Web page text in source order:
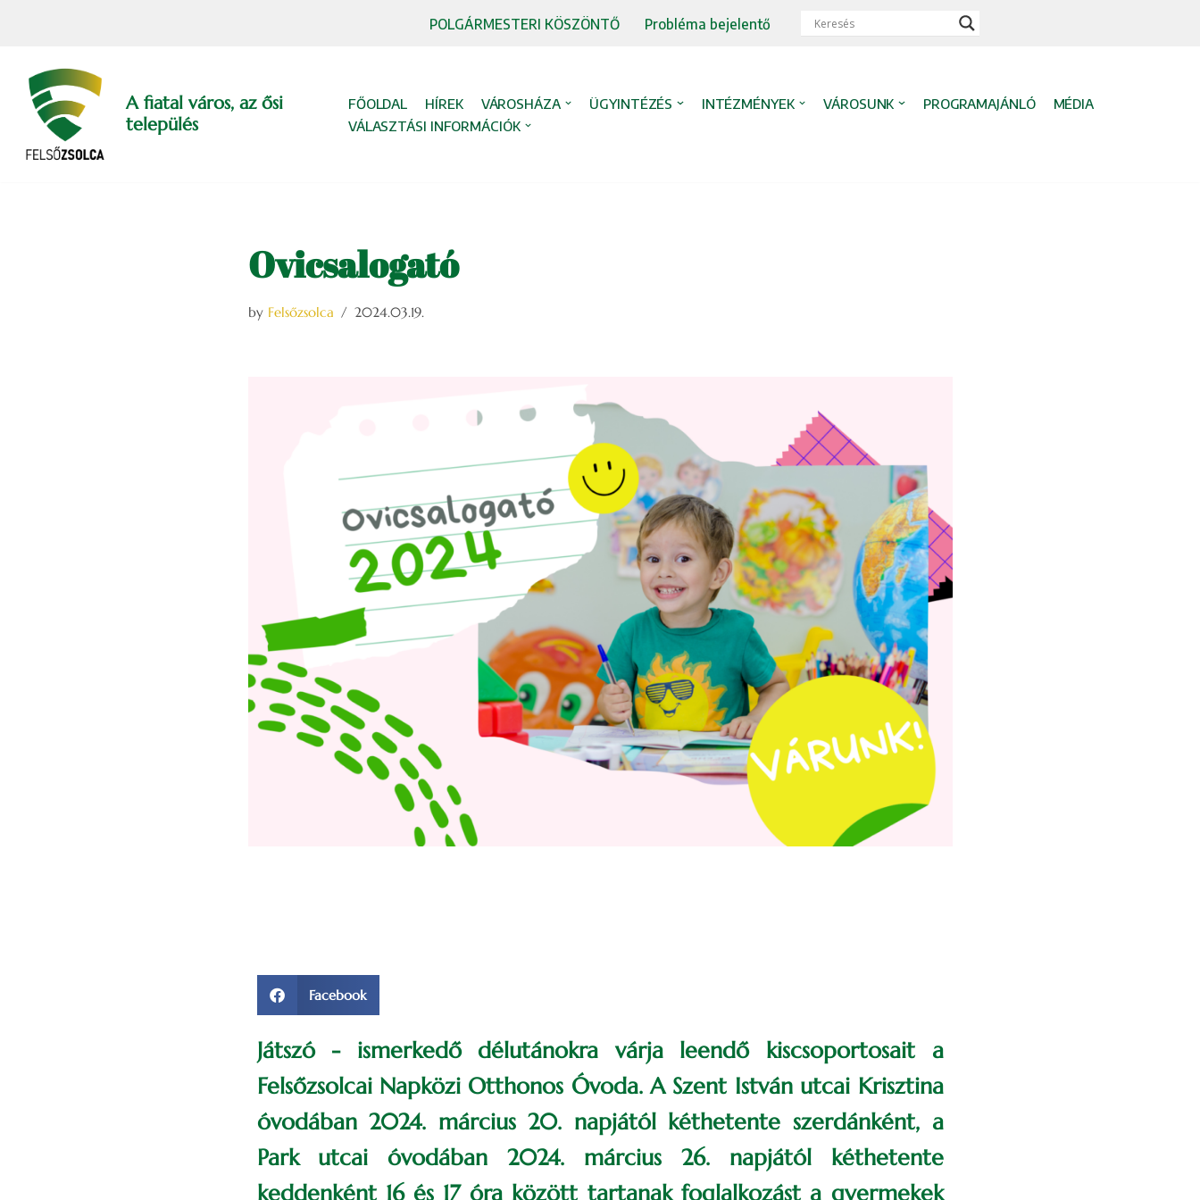
content
POLGÁRMESTERI KÖSZÖNTŐ Probléma bejelentő
A fiatal város, az ősi
település
FŐOLDAL HÍREK VÁROSHÁZA ÜGYINTÉZÉS INTÉZMÉNYEK VÁROSUNK PROGRAMAJÁNLÓ
MÉDIA
VÁLASZTÁSI INFORMÁCIÓK
Ovicsalogató
by Felsőzsolca 2024.03.19.
Facebook
Játszó - ismerkedő délutánokra várja leendő kiscsoportosait a
Felsőzsolcai Napközi Otthonos Óvoda. A Szent István utcai Krisztina
óvodában 2024. március 20. napjától kéthetente szerdánként, a
Park utcai óvodában 2024. március 26. napjától kéthetente
keddenként 16 és 17 óra között tartanak foglalkozást a gyermekek